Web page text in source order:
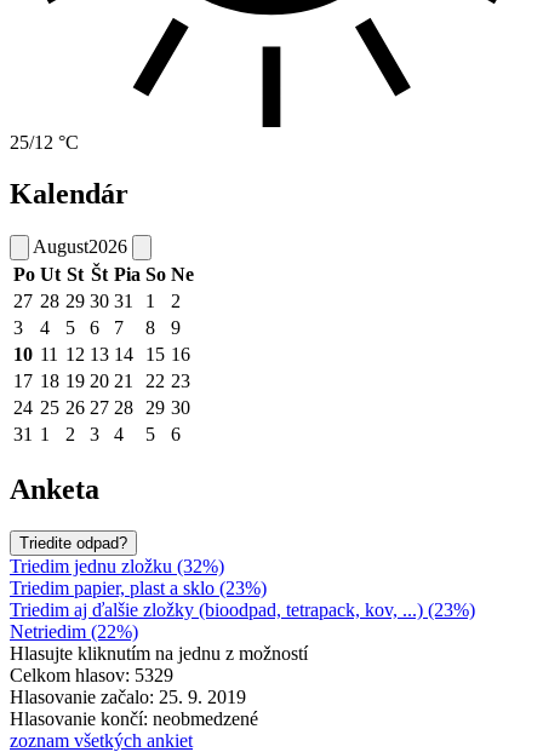
25/12 °C
Kalendár
August2026
Po Ut St Št Pia So Ne
27 28 29 30 31 1
2
3
4 5 6 7 8
9
10 11 12 13 14 15 16
17 18 19 20 21 22 23
24 25 26 27 28 29 30
31 1 2 3 4 5 6
Anketa
Triedite odpad?
Triedim jednu zložku (32%)
Triedim papier, plast a sklo (23%)
Triedim aj ďalšie zložky (bioodpad, tetrapack, kov, ...) (23%)
Netriedim (22%)
Hlasujte kliknutím na jednu z možností
Celkom hlasov: 5329
Hlasovanie začalo: 25. 9. 2019
Hlasovanie končí: neobmedzené
zoznam všetkých ankiet